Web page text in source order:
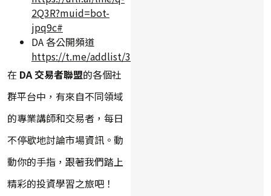
2Q3R?muid=bot-
jpq9c#
DA 各公開頻道
https://t.me/addlist/3qrlxEnu7slkYWY9
在 DA 交易者聯盟的各個社
群平台中，有來自不同領域
的專業講師和交易者，每日
不停歇地討論市場資訊。動
動你的手指，跟著我們踏上
精彩的投資學習之旅吧！